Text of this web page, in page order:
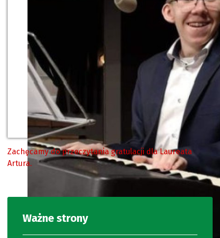
Zachęcamy do przeczytania gratulacji dla Laureata
Artura.
Ważne strony